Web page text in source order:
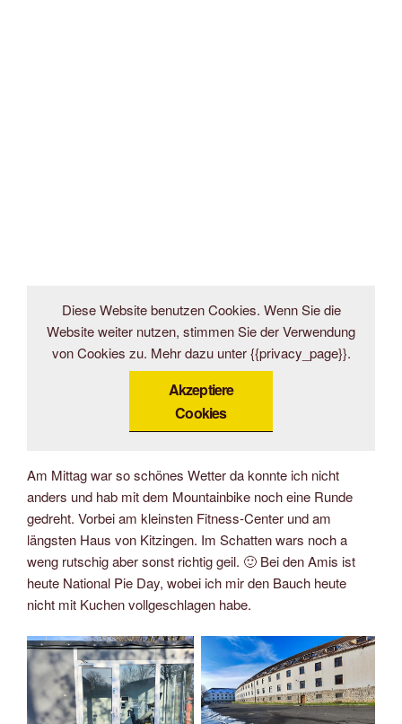
Diese Website benutzen Cookies. Wenn Sie die
Website weiter nutzen, stimmen Sie der Verwendung
von Cookies zu. Mehr dazu unter {{privacy_page}}.
Akzeptiere
Cookies
Am Mittag war so schönes Wetter da konnte ich nicht
anders und hab mit dem Mountainbike noch eine Runde
gedreht. Vorbei am kleinsten Fitness-Center und am
längsten Haus von Kitzingen. Im Schatten wars noch a
weng rutschig aber sonst richtig geil. 🙂 Bei den Amis ist
heute National Pie Day, wobei ich mir den Bauch heute
nicht mit Kuchen vollgeschlagen habe.